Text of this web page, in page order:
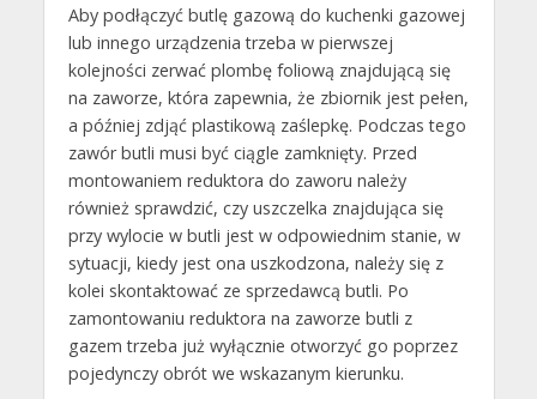
Aby podłączyć butlę gazową do kuchenki gazowej
lub innego urządzenia trzeba w pierwszej
kolejności zerwać plombę foliową znajdującą się
na zaworze, która zapewnia, że zbiornik jest pełen,
a później zdjąć plastikową zaślepkę. Podczas tego
zawór butli musi być ciągle zamknięty. Przed
montowaniem reduktora do zaworu należy
również sprawdzić, czy uszczelka znajdująca się
przy wylocie w butli jest w odpowiednim stanie, w
sytuacji, kiedy jest ona uszkodzona, należy się z
kolei skontaktować ze sprzedawcą butli. Po
zamontowaniu reduktora na zaworze butli z
gazem trzeba już wyłącznie otworzyć go poprzez
pojedynczy obrót we wskazanym kierunku.